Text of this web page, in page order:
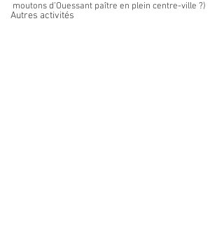
Autres activités
moutons d’Ouessant paître en plein centre-ville ?)